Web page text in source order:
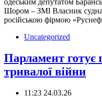
одеським депутатом
Шором – ЗМІ Власник судна
російською фірмою
Uncategorized
Парламент готує
тривалої війни
11:23 24.03.26